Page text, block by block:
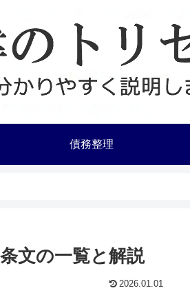
債務整理
文の一覧と解説
2026.01.01